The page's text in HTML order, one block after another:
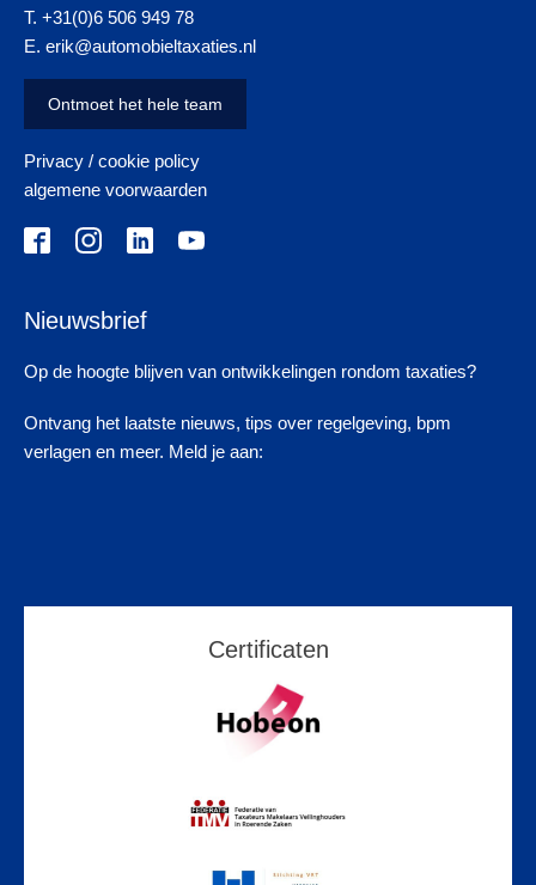
T. +31(0)6 506 949 78
E. erik@automobieltaxaties.nl
Ontmoet het hele team
Privacy / cookie policy
algemene voorwaarden
Nieuwsbrief
Op de hoogte blijven van ontwikkelingen rondom taxaties?
Ontvang het laatste nieuws, tips over regelgeving, bpm
verlagen en meer. Meld je aan:
Certificaten